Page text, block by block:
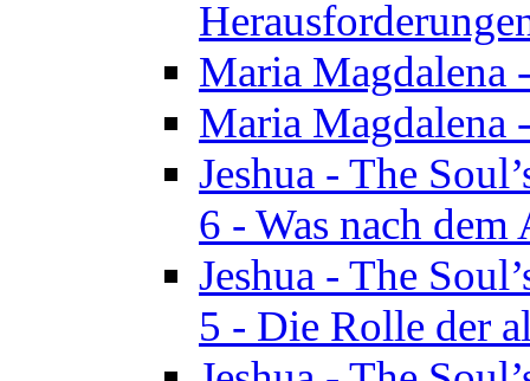
Maria Magdalena
Maria Magdalena
Jeshua - The
6 - Was nach
Jeshua - The
5 - Die Rolle der